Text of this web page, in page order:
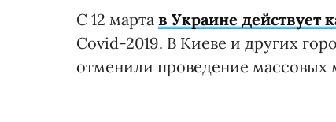
С 12 марта в Украине действует
Covid-2019. В Киеве и других
отменили проведение массовых